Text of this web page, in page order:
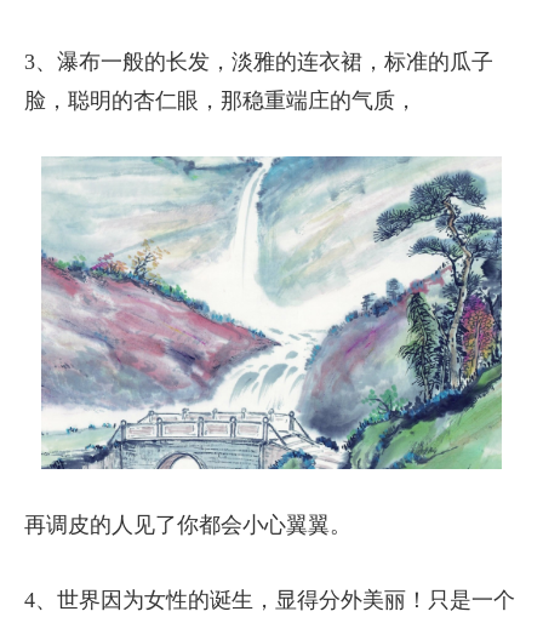
3、瀑布一般的长发，淡雅的连衣裙，标准的瓜子
脸，聪明的杏仁眼，那稳重端庄的气质，
再调皮的人见了你都会小心翼翼。
4、世界因为女性的诞生，显得分外美丽！只是一个